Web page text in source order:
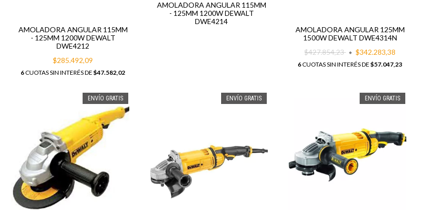
AMOLADORA ANGULAR 115MM
- 125MM 1200W DEWALT
DWE4212
$285.492,09
6CUOTAS SIN INTERÉS DE$47.582,02
AMOLADORA ANGULAR 115MM
- 125MM 1200W DEWALT
DWE4214
AMOLADORA ANGULAR 125MM
1500W DEWALT DWE4314N
$427.854,23
$342.283,38
6CUOTAS SIN INTERÉS DE$57.047,23
ENVÍO GRATIS ENVÍO GRATIS ENVÍO GRATIS